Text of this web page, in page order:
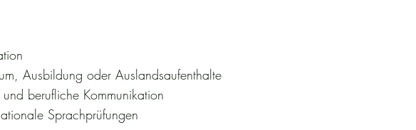
Ausbildung oder Auslandsaufenthalte
berufliche Kommunikation
Sprachprüfungen